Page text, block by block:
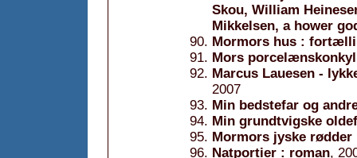
Skou, William
Mikkelsen, a hower
Mormors hus :
Mors
Marcus Lauesen -
2007
Min bedstefar og
Min grundtvigske
Mormors jyske
Natportier : roman,